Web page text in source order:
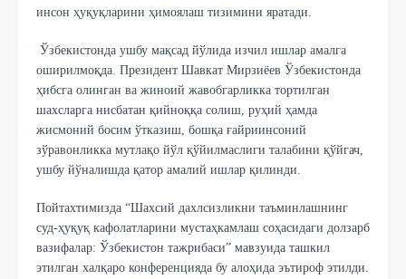
инсон ҳуқуқларини ҳимоялаш тизимини яратади.
Ўзбекистонда ушбу мақсад йўлида изчил ишлар амалга
оширилмоқда. Президент Шавкат Мирзиёев Ўзбекистонда
ҳибсга олинган ва жиноий жавобгарликка тортилган
шахсларга нисбатан қийноққа солиш, руҳий ҳамда
жисмоний босим ўтказиш, бошқа ғайриинсоний
зўравонликка мутлақо йўл қўйилмаслиги талабини қўйгач,
ушбу йўналишда қатор амалий ишлар қилинди.
Пойтахтимизда “Шахсий дахлсизликни таъминлашнинг
суд-ҳуқуқ кафолатларини мустаҳкамлаш соҳасидаги долзарб
вазифалар: Ўзбекистон тажрибаси” мавзуида ташкил
этилган халқаро конференцияда бу алоҳида эътироф этилди.